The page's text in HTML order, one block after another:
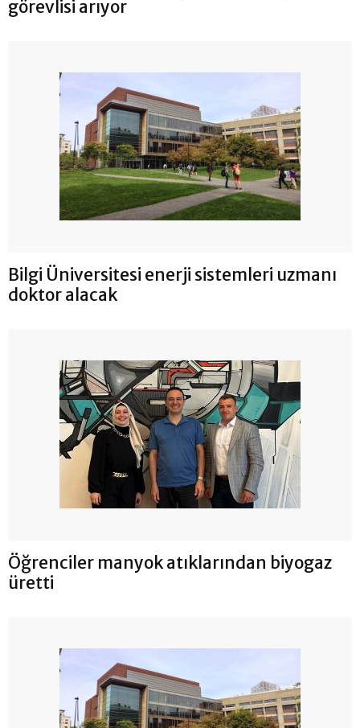
görevlisi arıyor
Bilgi Üniversitesi enerji sistemleri uzmanı
doktor alacak
Öğrenciler manyok atıklarından biyogaz
üretti